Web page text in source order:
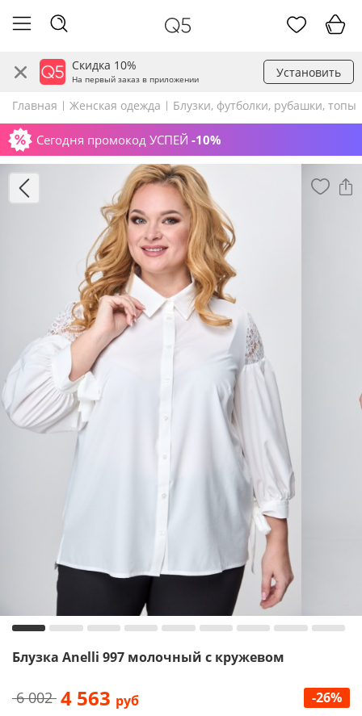
Скидка 10%
На первый заказ в приложении Установить
Главная Женская одежда Блузки, футболки, рубашки, топы
Сегодня промокод УСПЕЙ -10%
Блузка Anelli 997 молочный с кружевом
6 002 4 563 руб -26%